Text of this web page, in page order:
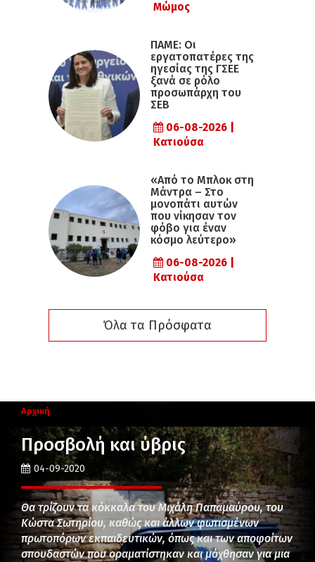
Μώμος
ΠΑΜΕ: Οι
εργατοπατέρες της
ηγεσίας της ΓΣΕΕ
ξανά σε ρόλο
προσωπάρχη του
ΣΕΒ
06-08-2026 |
Κατιούσα
«Από το Μπλοκ στη
Μάντρα – Στο
μονοπάτι αυτών
που νίκησαν τον
φόβο για έναν
κόσμο λεύτερο»
06-08-2026 |
Κατιούσα
Όλα τα Πρόσφατα
Αρχική
Προσβολή και ύβρις
04-09-2020
Θα τρίζουν τα κόκκαλα του Μιχάλη Παπαμαύρου, του
Κώστα Σωτηρίου, καθώς και άλλων φωτισμένων
πρωτοπόρων εκπαιδευτικών, όπως και των αποφοίτων
σπουδαστών που οραματίστηκαν και μόχθησαν για μια